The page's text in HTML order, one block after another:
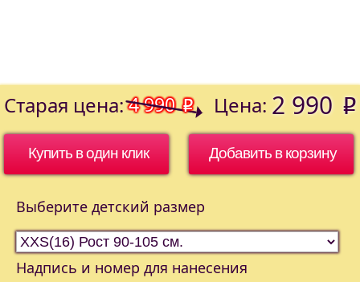
Старая цена: 4 990o Цена: 2 990 o
Купить в один клик
Выберите детский размер
Надпись и номер для нанесения